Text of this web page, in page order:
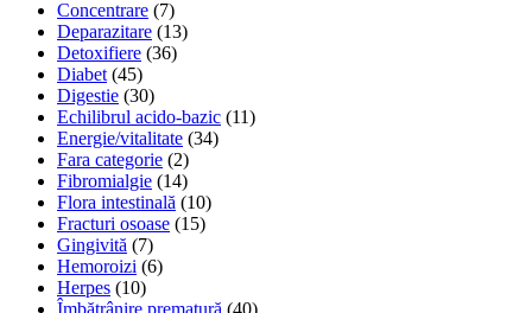
Concentrare (7)
Deparazitare (13)
Detoxifiere (36)
Diabet (45)
Digestie (30)
Echilibrul acido-bazic (11)
Energie/vitalitate (34)
Fara categorie (2)
Fibromialgie (14)
Flora intestinală (10)
Fracturi osoase (15)
Gingivită (7)
Hemoroizi (6)
Herpes (10)